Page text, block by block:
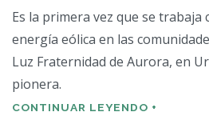
Es la primera vez que se trabaja
energía eólica en las
Luz Fraternidad de Aurora, en
pionera.
CONTINUAR LEYENDO +